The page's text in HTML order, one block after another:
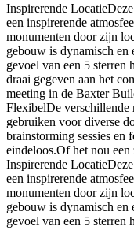
Inspirerende
een inspirerende
monumenten door zijn
gebouw is dynamisch en
gevoel van een 5 sterren
draai gegeven aan het
meeting in de Baxter
FlexibelDe verschillende
gebruiken voor diverse
brainstorming sessies en
eindeloos.Of het nou
Inspirerende
een inspirerende
monumenten door zijn
gebouw is dynamisch en
gevoel van een 5 sterren